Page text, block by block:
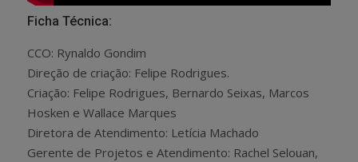
Ficha Técnica:
CCO: Rynaldo Gondim
Direção de criação: Felipe Rodrigues.
Criação: Felipe Rodrigues, Bernardo Seixas, Marcos
Hosken e Wallace Marques
Diretora de Atendimento: Letícia Machado
Gerente de Projetos e Atendimento: Rachel Selouan,